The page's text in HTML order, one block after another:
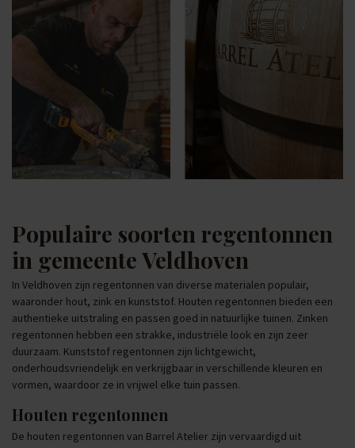
Populaire soorten regentonnen
in gemeente Veldhoven
In Veldhoven zijn regentonnen van diverse materialen populair,
waaronder hout, zink en kunststof. Houten regentonnen bieden een
authentieke uitstraling en passen goed in natuurlijke tuinen. Zinken
regentonnen hebben een strakke, industriële look en zijn zeer
duurzaam. Kunststof regentonnen zijn lichtgewicht,
onderhoudsvriendelijk en verkrijgbaar in verschillende kleuren en
vormen, waardoor ze in vrijwel elke tuin passen.
Houten regentonnen
De houten regentonnen van Barrel Atelier zijn vervaardigd uit